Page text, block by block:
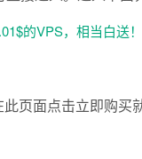
页面点击立即购